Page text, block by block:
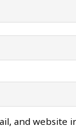
and website